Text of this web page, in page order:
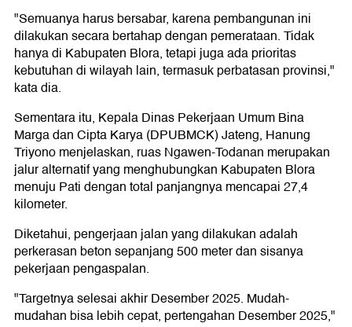
"Semuanya harus bersabar, karena pembangunan ini
dilakukan secara bertahap dengan pemerataan. Tidak
hanya di Kabupaten Blora, tetapi juga ada prioritas
kebutuhan di wilayah lain, termasuk perbatasan provinsi,"
kata dia.
Sementara itu, Kepala Dinas Pekerjaan Umum Bina
Marga dan Cipta Karya (DPUBMCK) Jateng, Hanung
Triyono menjelaskan, ruas Ngawen-Todanan merupakan
jalur alternatif yang menghubungkan Kabupaten Blora
menuju Pati dengan total panjangnya mencapai 27,4
kilometer.
Diketahui, pengerjaan jalan yang dilakukan adalah
perkerasan beton sepanjang 500 meter dan sisanya
pekerjaan pengaspalan.
"Targetnya selesai akhir Desember 2025. Mudah-
mudahan bisa lebih cepat, pertengahan Desember 2025,"